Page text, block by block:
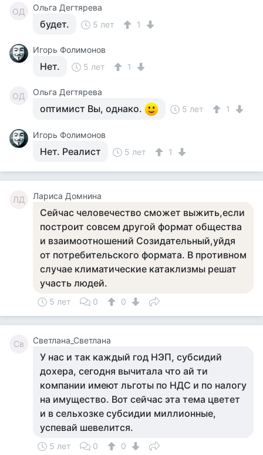
ОД Ольга Дегтярева
будет. 5 лет 1
Игорь Фолимонов
Нет. 5 лет 1
ОД Ольга Дегтярева
оптимист Вы, однако. 5 лет 1
Игорь Фолимонов
Нет. Реалист 5 лет 1
ЛД Лариса Домнина
Сейчас человечество сможет выжить,если
построит совсем другой формат общества
и взаимоотношений Созидательный,уйдя
от потребительского формата. В противном
случае климатические катаклизмы решат
участь людей.
5 лет 0 0
Св Светлана_Светлана
У нас и так каждый год НЭП, субсидий
дохера, сегодня вычитала что ай ти
компании имеют льготы по НДС и по налогу
на имущество. Вот сейчас эта тема цветет
и в сельхозке субсидии миллионные,
успевай шевелится.
5 лет 0 0